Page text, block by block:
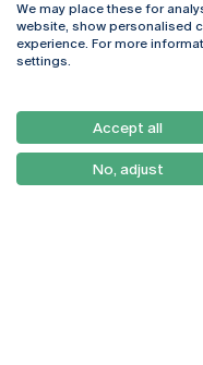
Rua Diogo Botelho 1327
4169-005 Porto
+351 226 196 240
We may place these for
website, show personalised
experience. For more
settings.
Accept all
No, adjust